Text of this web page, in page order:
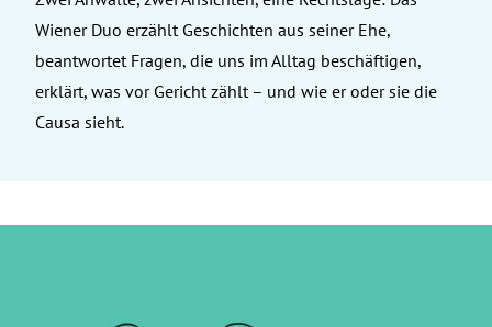
Untermenü
Untermenü
Wiener Duo erzählt Geschichten aus seiner Ehe,
beantwortet Fragen, die uns im Alltag beschäftigen,
erklärt, was vor Gericht zählt – und wie er oder sie die
Causa sieht.